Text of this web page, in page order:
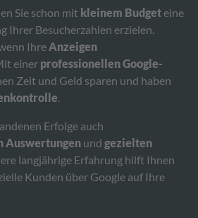
Sie schon mit kleinem Budget eine
Ihrer Besucherzahlen erzielen.
IhreAnzeigen
einer professionellen Google-
Zeit und Geld sparen und haben
.
Erfolge auch
Auswertungen und gezielten
langjährige Erfahrung hilft Ihnen
Kunden über Google auf Ihre